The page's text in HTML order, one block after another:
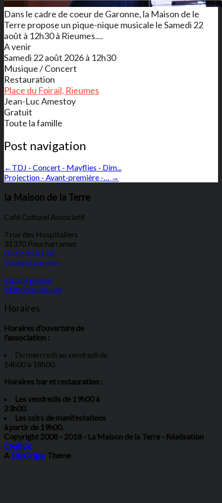
Dans le cadre de coeur de Garonne, la Maison de le
Terre propose un pique-nique musicale le Samedi 22
août à 12h30 à Rieumes....
A venir
Samedi 22 août 2026 à 12h30
Musique / Concert
Restauration
Place du Foirail, Rieumes
Jean-Luc Amestoy
Gratuit
Toute la famille
Post navigation
← TDJ - Concert - Mayflies - Dim...
Projection - Avant-première -… →
la Maison de la Terre
Café Culturel Associatif
7 rue des Hospitaliers
31370 Poucharramet
05 62 20 01 76
Contact par mail
Espace presse
Mentions légales
Horaires
Horaires d’ouverture de
l'association :
Du mercredi au vendredi de
14h00 à 18h00.
Horaires bar et restauration :
Les vendredis de 19h00 à
23h00.
Les soirs de manifestations
à partir de 19h00.
Copyright 2008 - 2018 - La Maison de la Terre - Réalisation
CiviBox
ASiteOrigin Theme